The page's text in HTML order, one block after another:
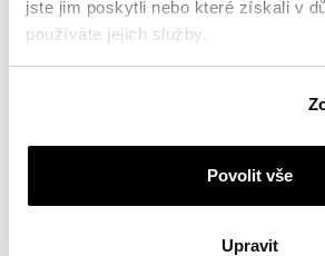
jste jim poskytli nebo které získali v
používáte jejich služby.
Zásadách ochrany
Povolit vše
Upravit